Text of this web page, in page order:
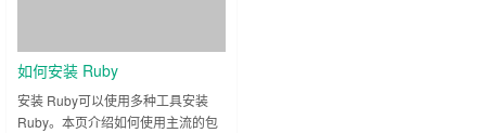
如何安装 Ruby
安装 Ruby可以使用多种工具安装
Ruby。本页介绍如何使用主流的包